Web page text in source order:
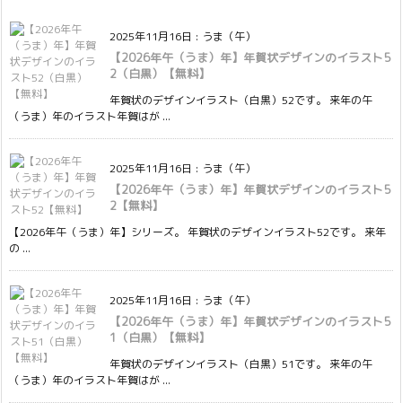
2025年11月16日 : うま（午）
【2026年午（うま）年】年賀状デザインのイラスト5
2（白黒）【無料】
年賀状のデザインイラスト（白黒）52です。 来年の午
（うま）年のイラスト年賀はが ...
2025年11月16日 : うま（午）
【2026年午（うま）年】年賀状デザインのイラスト5
2【無料】
【2026年午（うま）年】シリーズ。 年賀状のデザインイラスト52です。 来年
の ...
2025年11月16日 : うま（午）
【2026年午（うま）年】年賀状デザインのイラスト5
1（白黒）【無料】
年賀状のデザインイラスト（白黒）51です。 来年の午
（うま）年のイラスト年賀はが ...